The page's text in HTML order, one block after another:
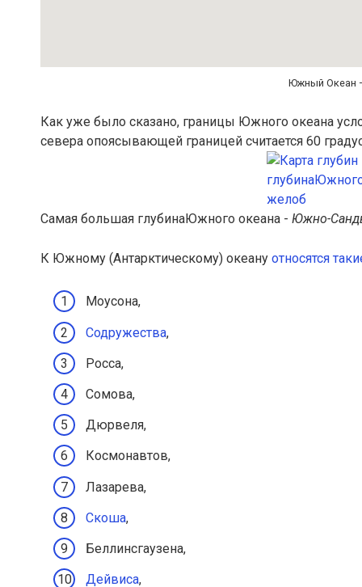
Южный Океан
Как уже было сказано, границы Южного океана
севера опоясывающей границей считается 60
Самая большая глубинаЮжного океана - Южно-
К Южному (Антарктическому) океану относятся
Моусона,
Содружества,
Росса,
Сомова,
Дюрвеля,
Космонавтов,
Лазарева,
Скоша,
Беллинсгаузена,
Дейвиса,